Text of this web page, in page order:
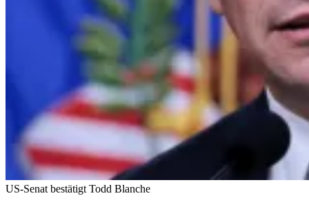
US-Senat bestätigt Todd Blanche